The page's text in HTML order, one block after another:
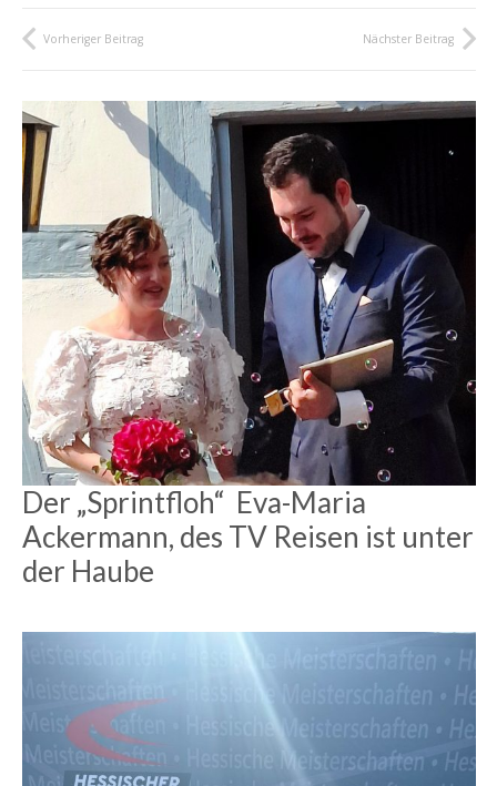
Vorheriger Beitrag Nächster Beitrag
Der „Sprintfloh“ Eva-Maria
Ackermann, des TV Reisen ist unter
der Haube